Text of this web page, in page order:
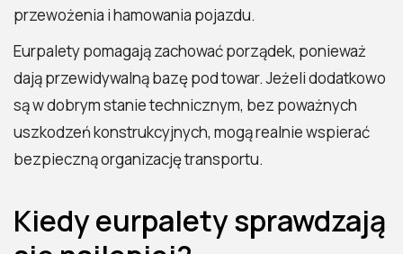
przewożenia i hamowania pojazdu.
Eurpalety pomagają zachować porządek, ponieważ
dają przewidywalną bazę pod towar. Jeżeli dodatkowo
są w dobrym stanie technicznym, bez poważnych
uszkodzeń konstrukcyjnych, mogą realnie wspierać
bezpieczną organizację transportu.
Kiedy eurpalety sprawdzają